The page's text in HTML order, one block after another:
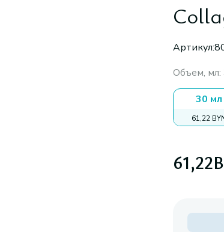
Артикул:
Объем, мл:
30 мл
61,22
61,22